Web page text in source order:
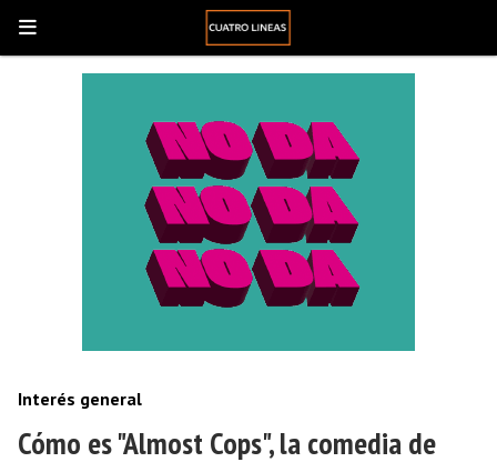
Cómo es "Almost Cops", la comedia de
Interés general